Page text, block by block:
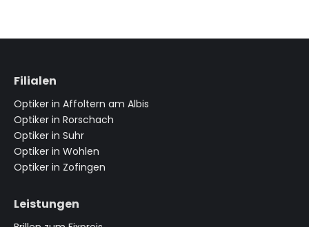
Filialen
Optiker in Affoltern am Albis
Optiker in Rorschach
Optiker in Suhr
Optiker in Wohlen
Optiker in Zofingen
Leistungen